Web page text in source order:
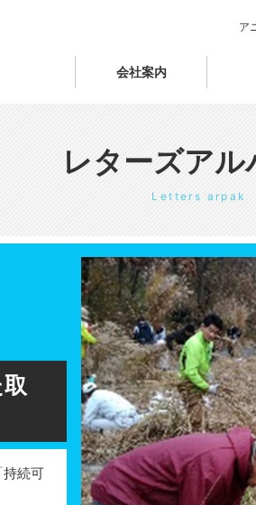
会社案内
ア
レターズアル
Letters arpak
持続可